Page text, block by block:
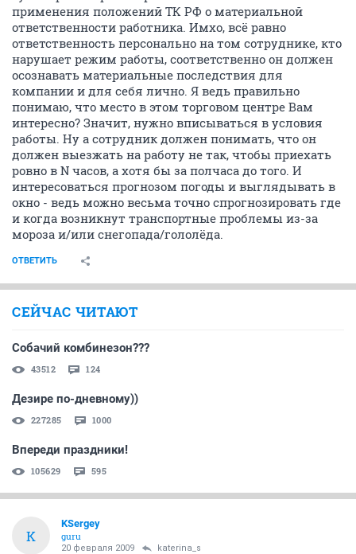
применения положений ТК РФ о материальной
ответственности работника. Имхо, всё равно
ответственность персонально на том сотруднике, кто
нарушает режим работы, соответственно он должен
осознавать материальные последствия для
компании и для себя лично. Я ведь правильно
понимаю, что место в этом торговом центре Вам
интересно? Значит, нужно вписываться в условия
работы. Ну а сотрудник должен понимать, что он
должен выезжать на работу не так, чтобы приехать
ровно в N часов, а хотя бы за полчаса до того. И
интересоваться прогнозом погоды и выглядывать в
окно - ведь можно весьма точно спрогнозировать где
и когда возникнут транспортные проблемы из-за
мороза и/или снегопада/гололёда.
ОТВЕТИТЬ
СЕЙЧАС ЧИТАЮТ
Собачий комбинезон???
43512 124
Дезире по-дневному))
227285 1000
Впереди праздники!
105629 595
K
KSergey
guru
20 февраля 2009 katerina_s